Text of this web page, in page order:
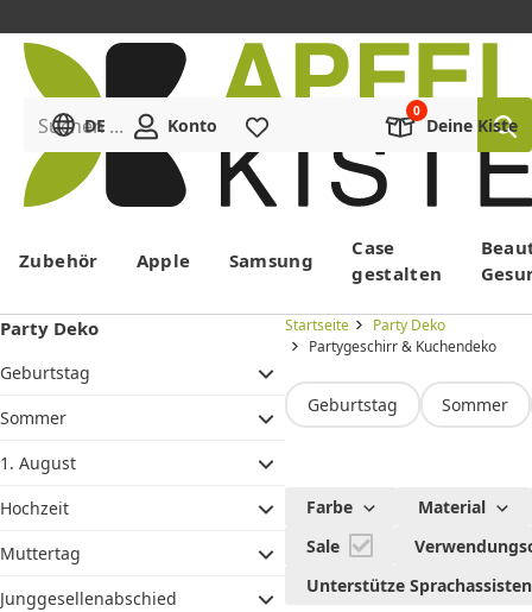
Menü
Suchen ...
DE Konto Deine Kiste
Zubehör Apple Samsung
Case
gestalten
Party Deko
Geburtstag
Sommer
1. August
Hochzeit
Muttertag
Junggesellenabschied
Startseite
Party Deko
Partygeschirr & Kuchendeko
Geburtstag Sommer
Farbe
Material
Sale
Unterstütze